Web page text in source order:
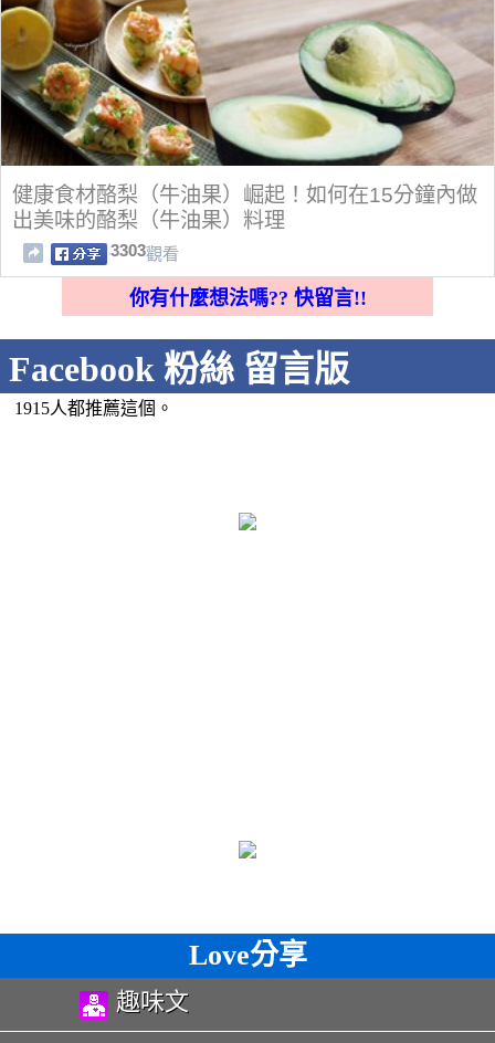
健康食材酪梨（牛油果）崛起！如何在15分鐘內做
出美味的酪梨（牛油果）料理
3303觀看
你有什麼想法嗎?? 快留言!!
Facebook 粉絲 留言版
1915人都推薦這個。
Love分享
趣味文